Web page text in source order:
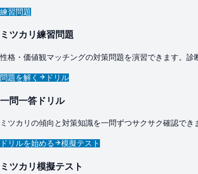
練習問題
ミツカリ練習問題
性格・価値観マッチングの対策問題を演習できます。診
問題を解く ドリル
一問一答ドリル
ミツカリの傾向と対策知識を一問ずつサクサク確認でき
ドリルを始める 模擬テスト
ミツカリ模擬テスト